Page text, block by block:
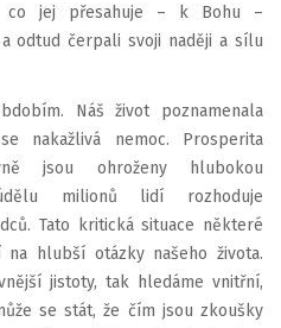
co jej přesahuje – k Bohu –
odtud čerpali svoji naději a sílu
Náš život poznamenala
nakažlivá nemoc. Prosperita
jsou ohroženy hlubokou
milionů lidí rozhoduje
Tato kritická situace některé
hlubší otázky našeho života.
jistoty, tak hledáme vnitřní,
se stát, že čím jsou zkoušky